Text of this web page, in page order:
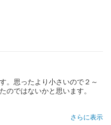
。思ったより小さいので２～
のではないかと思います。
さらに表示